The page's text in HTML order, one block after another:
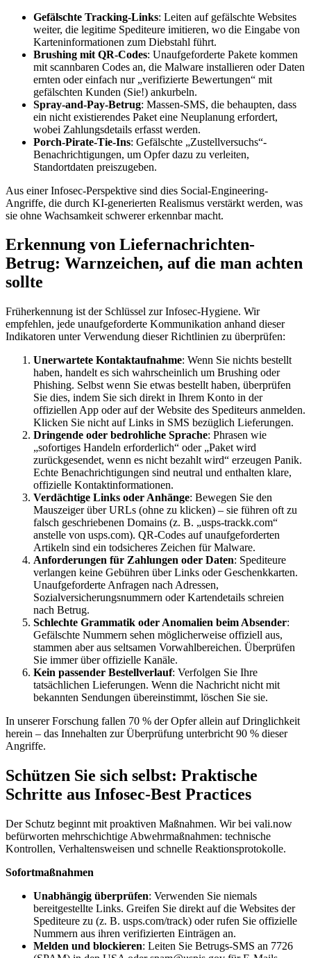
Gefälschte Tracking-Links: Leiten auf gefälschte Websites
weiter, die legitime Spediteure imitieren, wo die Eingabe von
Karteninformationen zum Diebstahl führt.
Brushing mit QR-Codes: Unaufgeforderte Pakete kommen
mit scannbaren Codes an, die Malware installieren oder Daten
ernten oder einfach nur „verifizierte Bewertungen“ mit
gefälschten Kunden (Sie!) ankurbeln.
Spray-and-Pay-Betrug: Massen-SMS, die behaupten, dass
ein nicht existierendes Paket eine Neuplanung erfordert,
wobei Zahlungsdetails erfasst werden.
Porch-Pirate-Tie-Ins: Gefälschte „Zustellversuchs“-
Benachrichtigungen, um Opfer dazu zu verleiten,
Standortdaten preiszugeben.
Aus einer Infosec-Perspektive sind dies Social-Engineering-
Angriffe, die durch KI-generierten Realismus verstärkt werden, was
sie ohne Wachsamkeit schwerer erkennbar macht.
Erkennung von Liefernachrichten-
Betrug: Warnzeichen, auf die man achten
sollte
Früherkennung ist der Schlüssel zur Infosec-Hygiene. Wir
empfehlen, jede unaufgeforderte Kommunikation anhand dieser
Indikatoren unter Verwendung dieser Richtlinien zu überprüfen:
Unerwartete Kontaktaufnahme: Wenn Sie nichts bestellt
haben, handelt es sich wahrscheinlich um Brushing oder
Phishing. Selbst wenn Sie etwas bestellt haben, überprüfen
Sie dies, indem Sie sich direkt in Ihrem Konto in der
offiziellen App oder auf der Website des Spediteurs anmelden.
Klicken Sie nicht auf Links in SMS bezüglich Lieferungen.
Dringende oder bedrohliche Sprache: Phrasen wie
„sofortiges Handeln erforderlich“ oder „Paket wird
zurückgesendet, wenn es nicht bezahlt wird“ erzeugen Panik.
Echte Benachrichtigungen sind neutral und enthalten klare,
offizielle Kontaktinformationen.
Verdächtige Links oder Anhänge: Bewegen Sie den
Mauszeiger über URLs (ohne zu klicken) – sie führen oft zu
falsch geschriebenen Domains (z. B. „usps-trackk.com“
anstelle von usps.com). QR-Codes auf unaufgeforderten
Artikeln sind ein todsicheres Zeichen für Malware.
Anforderungen für Zahlungen oder Daten: Spediteure
verlangen keine Gebühren über Links oder Geschenkkarten.
Unaufgeforderte Anfragen nach Adressen,
Sozialversicherungsnummern oder Kartendetails schreien
nach Betrug.
Schlechte Grammatik oder Anomalien beim Absender:
Gefälschte Nummern sehen möglicherweise offiziell aus,
stammen aber aus seltsamen Vorwahlbereichen. Überprüfen
Sie immer über offizielle Kanäle.
Kein passender Bestellverlauf: Verfolgen Sie Ihre
tatsächlichen Lieferungen. Wenn die Nachricht nicht mit
bekannten Sendungen übereinstimmt, löschen Sie sie.
In unserer Forschung fallen 70 % der Opfer allein auf Dringlichkeit
herein – das Innehalten zur Überprüfung unterbricht 90 % dieser
Angriffe.
Schützen Sie sich selbst: Praktische
Schritte aus Infosec-Best Practices
Der Schutz beginnt mit proaktiven Maßnahmen. Wir bei vali.now
befürworten mehrschichtige Abwehrmaßnahmen: technische
Kontrollen, Verhaltensweisen und schnelle Reaktionsprotokolle.
Sofortmaßnahmen
Unabhängig überprüfen: Verwenden Sie niemals
bereitgestellte Links. Greifen Sie direkt auf die Websites der
Spediteure zu (z. B. usps.com/track) oder rufen Sie offizielle
Nummern aus ihren verifizierten Einträgen an.
Melden und blockieren: Leiten Sie Betrugs-SMS an 7726